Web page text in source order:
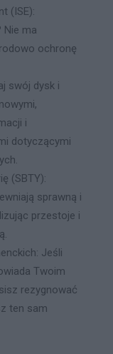
(ISE):
Nie ma
ochronę
swój dysk i
i
dotyczącymi
(SBTY):
sprawną i
przestoje i
Jeśli
Twoim
rezygnować
ten sam